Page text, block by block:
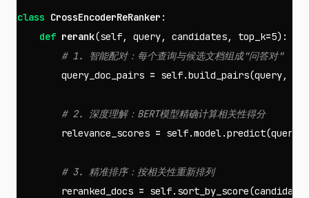
class CrossEncoderReRanker :
def rerank(self, query, candidates, top_k=5):
query_doc_pairs = self.build_pairs(query,
relevance_scores = self.model.predict(
reranked_docs = self. sort_by_score(candidates